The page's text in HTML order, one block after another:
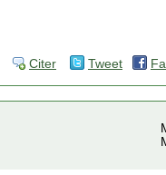
Citer Tweet